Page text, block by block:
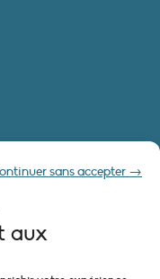
aux
sans accepter →